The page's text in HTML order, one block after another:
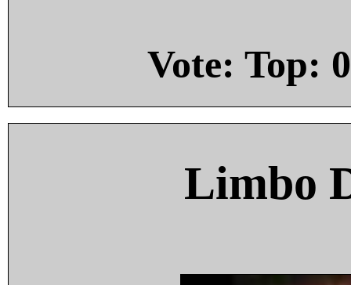
Vote: Top: 0
Limbo